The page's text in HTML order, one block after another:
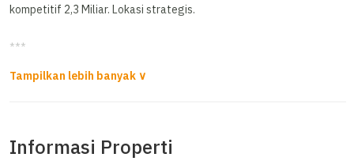
kompetitif 2,3 Miliar. Lokasi strategis.
***
sangat cocok untuk kuliner, dll
Informasi Properti